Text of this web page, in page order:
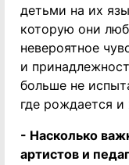
детьми на их
которую они
невероятное
и
больше не
где рождается и
- Насколько
артистов и